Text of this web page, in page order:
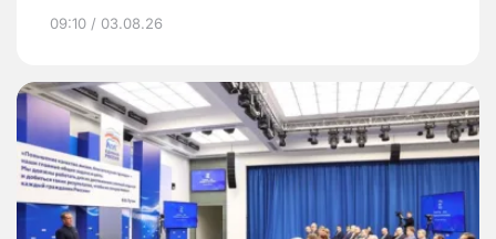
09:10 / 03.08.26